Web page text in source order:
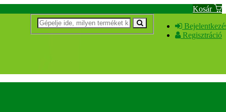
Kosár
Regisztráció